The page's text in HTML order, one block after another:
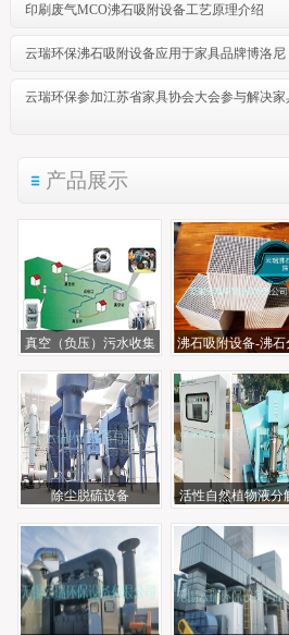
印刷废气MCO沸石吸附设备工艺原理介绍
云瑞环保沸石吸附设备应用于家具品牌博洛尼
云瑞环保参加江苏省家具协会大会参与解决
产品展示
真空（负压）污水收集
沸石吸附设备-沸石
除尘脱硫设备
活性自然植物液分